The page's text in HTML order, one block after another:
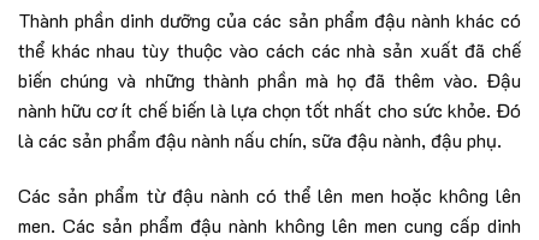
Thành phần dinh dưỡng của các sản phẩm đậu nành khác có
thể khác nhau tùy thuộc vào cách các nhà sản xuất đã chế
biến chúng và những thành phần mà họ đã thêm vào. Đậu
nành hữu cơ ít chế biến là lựa chọn tốt nhất cho sức khỏe. Đó
là các sản phẩm đậu nành nấu chín, sữa đậu nành, đậu phụ.
Các sản phẩm từ đậu nành có thể lên men hoặc không lên
men. Các sản phẩm đậu nành không lên men cung cấp dinh